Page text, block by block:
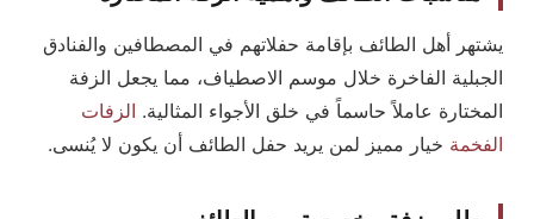
يشتهر أهل الطائف بإقامة حفلاتهم في المصطافين والفنادق
الجبلية الفاخرة خلال موسم الاصطياف، مما يجعل الزفة
المختارة عاملاً حاسماً في خلق الأجواء المثالية. الزفات
الفخمة خيار مميز لمن يريد حفل الطائف أن يكون لا يُنسى.